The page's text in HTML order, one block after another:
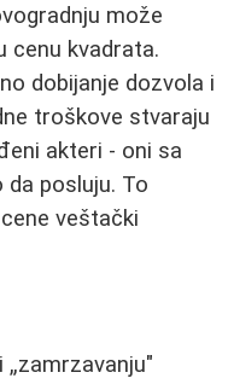
može
cenu kvadrata.
dobijanje dozvola i
troškove stvaraju
akteri - oni sa
da posluju. To
veštački